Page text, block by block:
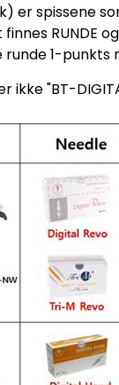
er spissene
finnes
1-
"BT-